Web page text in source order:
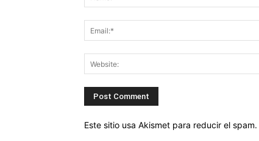
Este sitio usa Akismet para reducir el spam.